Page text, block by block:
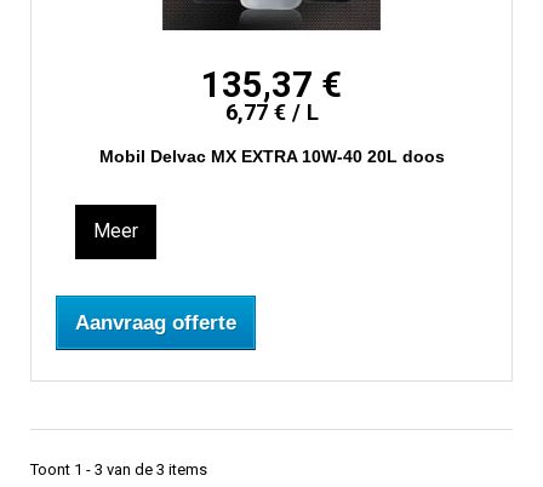
135,37 €
6,77 € / L
Mobil Delvac MX EXTRA 10W-40 20L doos
Meer
Aanvraag offerte
Toont 1 - 3 van de 3 items